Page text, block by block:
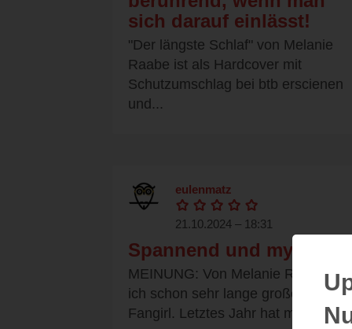
sich darauf einlässt!
"Der längste Schlaf" von Melanie
Raabe ist als Hardcover mit
Schutzumschlag bei btb erscienen
und...
eulenmatz
21.10.2024 – 18:31
Spannend und mystisch
MEINUNG: Von Melanie Raabe bin
ich schon sehr lange großes
Fangirl. Letztes Jahr hat mich Die...